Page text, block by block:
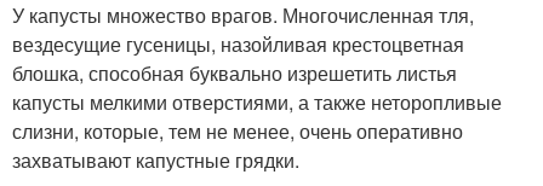
У капусты множество врагов. Многочисленная тля,
вездесущие гусеницы, назойливая крестоцветная
блошка, способная буквально изрешетить листья
капусты мелкими отверстиями, а также неторопливые
слизни, которые, тем не менее, очень оперативно
захватывают капустные грядки.